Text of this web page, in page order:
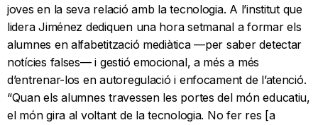
joves en la seva relació amb la tecnologia. A l’institut que
lidera Jiménez dediquen una hora setmanal a formar els
alumnes en alfabetització mediàtica —per saber detectar
notícies falses— i gestió emocional, a més a més
d’entrenar-los en autoregulació i enfocament de l’atenció.
“Quan els alumnes travessen les portes del món educatiu,
el món gira al voltant de la tecnologia. No fer res [a